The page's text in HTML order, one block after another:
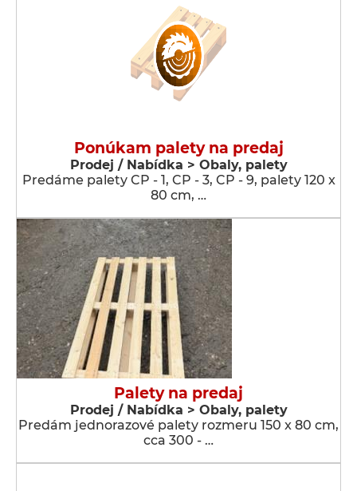
Ponúkam palety na predaj
Prodej / Nabídka > Obaly, palety
Predáme palety CP - 1, CP - 3, CP - 9, palety 120 x
80 cm, …
Palety na predaj
Prodej / Nabídka > Obaly, palety
Predám jednorazové palety rozmeru 150 x 80 cm,
cca 300 - …